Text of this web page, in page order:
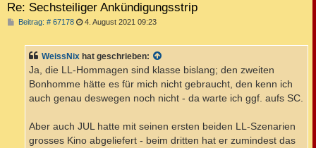
Re: Sechsteiliger Ankündigungsstrip
Beitrag: # 67178B
r
a
4. August 2021 09:23
WeissNix hat geschrieben:
Ja, die LL-Hommagen sind klasse bislang; den zweiten
Bonhomme hätte es für mich nicht gebraucht, den kenn ich
auch genau deswegen noch nicht - da warte ich ggf. aufs SC.
Aber auch JUL hatte mit seinen ersten beiden LL-Szenarien
grosses Kino abgeliefert - beim dritten hat er zumindest das